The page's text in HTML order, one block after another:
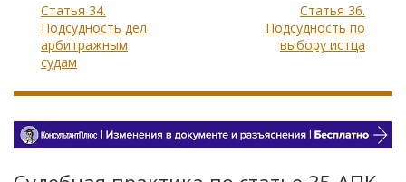
Статья 34.
Подсудность дел
арбитражным
судам
Статья 36.
Подсудность по
выбору истца